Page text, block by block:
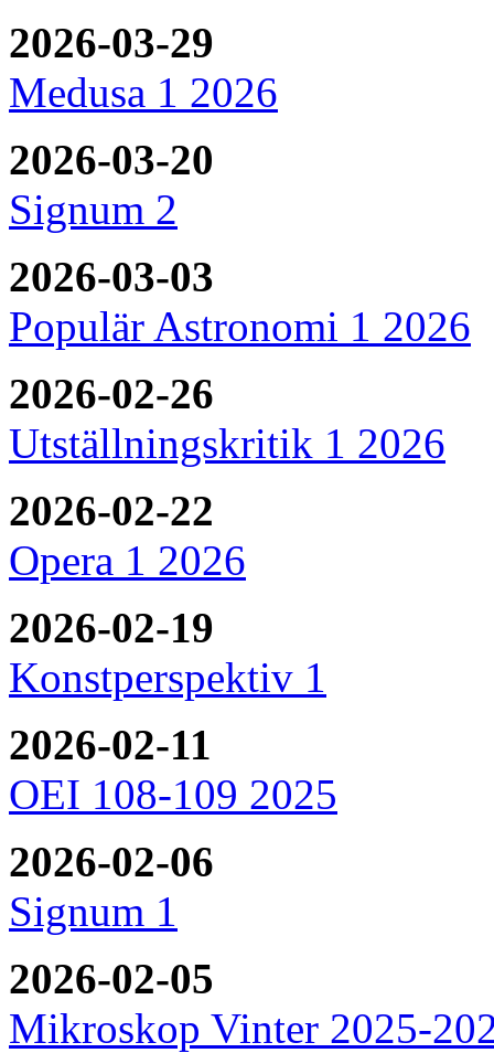
2026-03-29
Medusa 1 2026
2026-03-20
Signum 2
2026-03-03
Populär Astronomi 1 2026
2026-02-26
Utställningskritik 1 2026
2026-02-22
Opera 1 2026
2026-02-19
Konstperspektiv 1
2026-02-11
OEI 108-109 2025
2026-02-06
Signum 1
2026-02-05
Mikroskop Vinter 2025-